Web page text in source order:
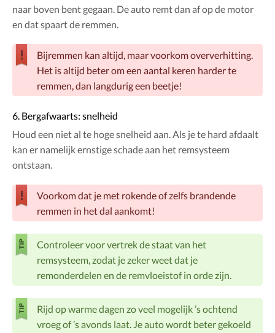
naar boven bent gegaan. De auto remt dan af op de motor
en dat spaart de remmen.
Bijremmen kan altijd, maar voorkom oververhitting.
Het is altijd beter om een aantal keren harder te
remmen, dan langdurig een beetje!
6. Bergafwaarts: snelheid
Houd een niet al te hoge snelheid aan. Als je te hard afdaalt
kan er namelijk ernstige schade aan het remsysteem
ontstaan.
Voorkom dat je met rokende of zelfs brandende
remmen in het dal aankomt!
Controleer voor vertrek de staat van het
remsysteem, zodat je zeker weet dat je
remonderdelen en de remvloeistof in orde zijn.
Rijd op warme dagen zo veel mogelijk ’s ochtend
vroeg of ’s avonds laat. Je auto wordt beter gekoeld